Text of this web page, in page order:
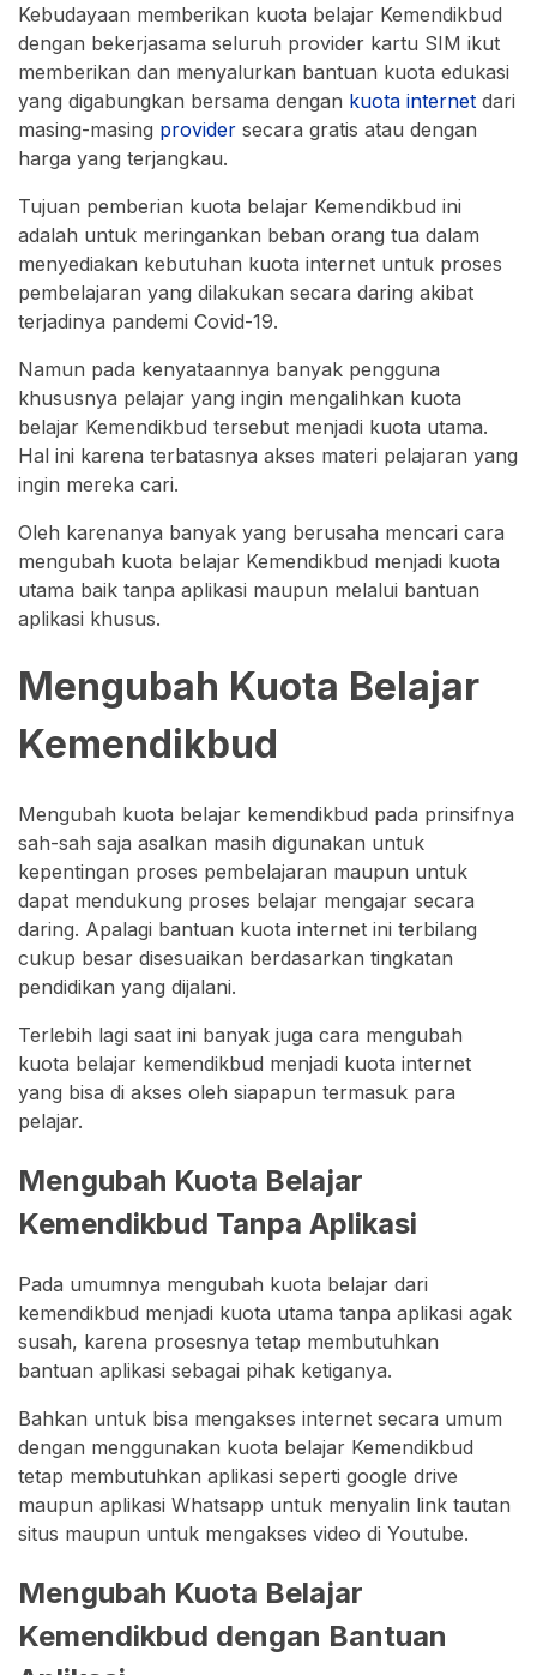
Kebudayaan memberikan kuota belajar Kemendikbud
dengan bekerjasama seluruh provider kartu SIM ikut
memberikan dan menyalurkan bantuan kuota edukasi
yang digabungkan bersama dengan kuota internet dari
masing-masing provider secara gratis atau dengan
harga yang terjangkau.
Tujuan pemberian kuota belajar Kemendikbud ini
adalah untuk meringankan beban orang tua dalam
menyediakan kebutuhan kuota internet untuk proses
pembelajaran yang dilakukan secara daring akibat
terjadinya pandemi Covid-19.
Namun pada kenyataannya banyak pengguna
khususnya pelajar yang ingin mengalihkan kuota
belajar Kemendikbud tersebut menjadi kuota utama.
Hal ini karena terbatasnya akses materi pelajaran yang
ingin mereka cari.
Oleh karenanya banyak yang berusaha mencari cara
mengubah kuota belajar Kemendikbud menjadi kuota
utama baik tanpa aplikasi maupun melalui bantuan
aplikasi khusus.
Mengubah Kuota Belajar
Kemendikbud
Mengubah kuota belajar kemendikbud pada prinsifnya
sah-sah saja asalkan masih digunakan untuk
kepentingan proses pembelajaran maupun untuk
dapat mendukung proses belajar mengajar secara
daring. Apalagi bantuan kuota internet ini terbilang
cukup besar disesuaikan berdasarkan tingkatan
pendidikan yang dijalani.
Terlebih lagi saat ini banyak juga cara mengubah
kuota belajar kemendikbud menjadi kuota internet
yang bisa di akses oleh siapapun termasuk para
pelajar.
Mengubah Kuota Belajar
Kemendikbud Tanpa Aplikasi
Pada umumnya mengubah kuota belajar dari
kemendikbud menjadi kuota utama tanpa aplikasi agak
susah, karena prosesnya tetap membutuhkan
bantuan aplikasi sebagai pihak ketiganya.
Bahkan untuk bisa mengakses internet secara umum
dengan menggunakan kuota belajar Kemendikbud
tetap membutuhkan aplikasi seperti google drive
maupun aplikasi Whatsapp untuk menyalin link tautan
situs maupun untuk mengakses video di Youtube.
Mengubah Kuota Belajar
Kemendikbud dengan Bantuan